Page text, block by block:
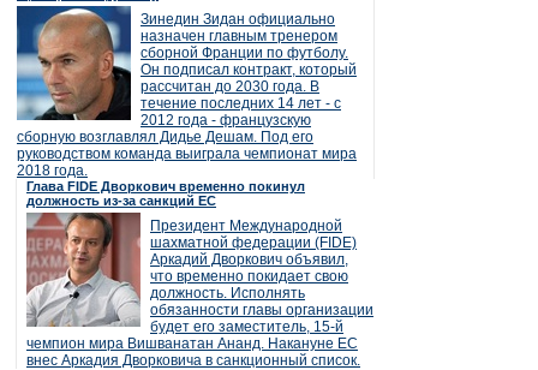
Зинедин Зидан официально
назначен главным тренером
сборной Франции по футболу.
Он подписал контракт, который
рассчитан до 2030 года. В
течение последних 14 лет - с
2012 года - французскую
сборную возглавлял Дидье Дешам. Под его
руководством команда выиграла чемпионат мира
2018 года.
Глава FIDE Дворкович временно покинул
должность из-за санкций ЕС
Президент Международной
шахматной федерации (FIDE)
Аркадий Дворкович объявил,
что временно покидает свою
должность. Исполнять
обязанности главы организации
будет его заместитель, 15-й
чемпион мира Вишванатан Ананд. Накануне ЕС
внес Аркадия Дворковича в санкционный список.